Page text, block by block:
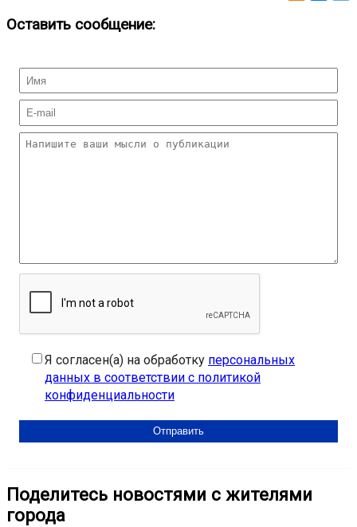
Оставить сообщение:
Я согласен(а) на обработку персональных
данных в соответствии с политикой
конфиденциальности
Поделитесь новостями с жителями
города